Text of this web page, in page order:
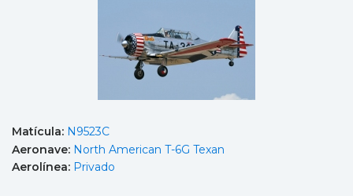
Matícula: N9523C
Aeronave: North American T-6G Texan
Aerolínea: Privado